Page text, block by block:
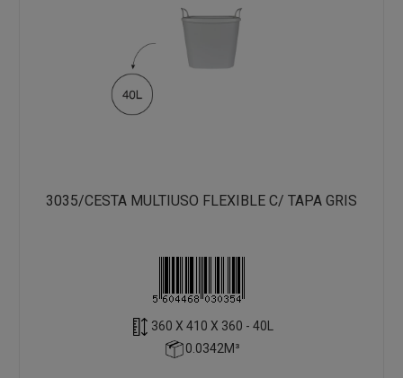
3035/CESTA MULTIUSO FLEXIBLE C/ TAPA GRIS
360 X 410 X 360 - 40L
0.0342M³